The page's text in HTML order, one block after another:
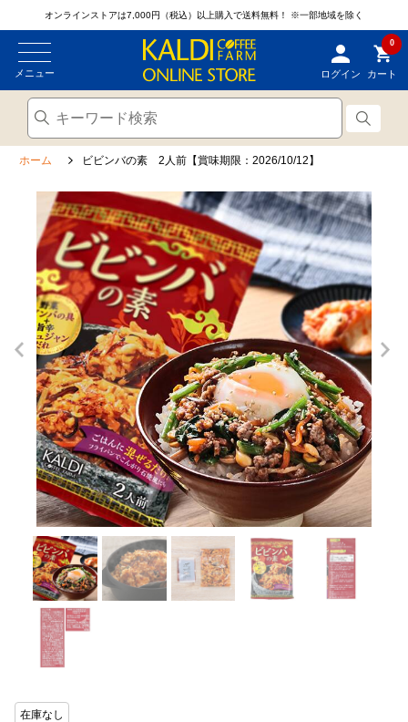
オンラインストアは7,000円（税込）以上購入で送料無料！ ※一部地域を除く
メニュー ログイン
0
カート
ホーム ビビンバの素 2人前【賞味期限：2026/10/12】
在庫なし